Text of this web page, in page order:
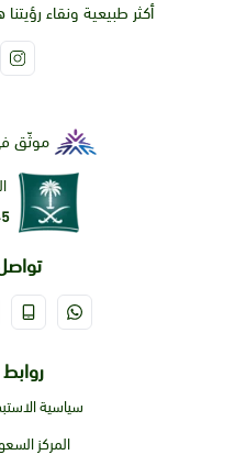
أكثر طبيعية ونقاء
موثّق
سياسية
المركز